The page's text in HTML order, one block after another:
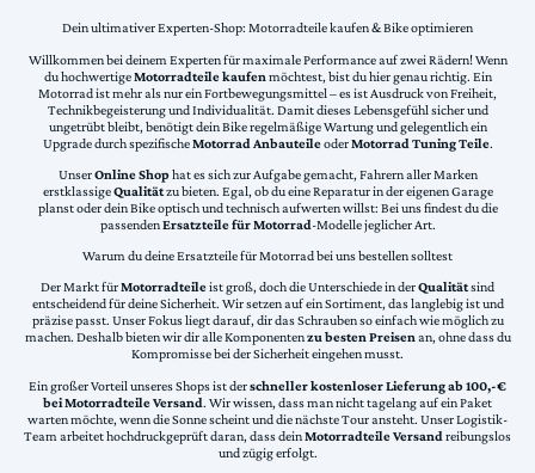
Dein ultimativer Experten-Shop: Motorradteile kaufen & Bike optimieren
Willkommen bei deinem Experten für maximale Performance auf zwei Rädern! Wenn
du hochwertigeMotorradteile kaufen möchtest, bist du hier genau richtig. Ein
Motorrad ist mehr als nur ein Fortbewegungsmittel – es ist Ausdruck von Freiheit,
Technikbegeisterung und Individualität. Damit dieses Lebensgefühl sicher und
ungetrübt bleibt, benötigt dein Bike regelmäßige Wartung und gelegentlich ein
Upgrade durch spezifischeMotorrad AnbauteileoderMotorrad Tuning Teile.
UnserOnline Shophat es sich zur Aufgabe gemacht, Fahrern aller Marken
erstklassigeQualitätzu bieten. Egal, ob du eine Reparatur in der eigenen Garage
planst oder dein Bike optisch und technisch aufwerten willst: Bei uns findest du die
passendenErsatzteile für Motorrad-Modelle jeglicher Art.
Warum du deine Ersatzteile für Motorrad bei uns bestellen solltest
Der Markt fürMotorradteileist groß, doch die Unterschiede in derQualitätsind
entscheidend für deine Sicherheit. Wir setzen auf ein Sortiment, das langlebig ist und
präzise passt. Unser Fokus liegt darauf, dir das Schrauben so einfach wie möglich zu
machen. Deshalb bieten wir dir alle Komponentenzu besten Preisenan, ohne dass du
Kompromisse bei der Sicherheit eingehen musst.
Ein großer Vorteil unseres Shops ist derschneller kostenloser Lieferung ab 100,-€
bei Motorradteile Versand. Wir wissen, dass man nicht tagelang auf ein Paket
warten möchte, wenn die Sonne scheint und die nächste Tour ansteht. Unser Logistik-
Team arbeitet hochdruckgeprüft daran, dass deinMotorradteile Versand reibungslos
und zügig erfolgt.